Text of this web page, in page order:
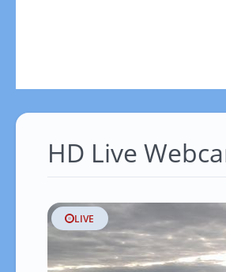
HD Live
LIVE